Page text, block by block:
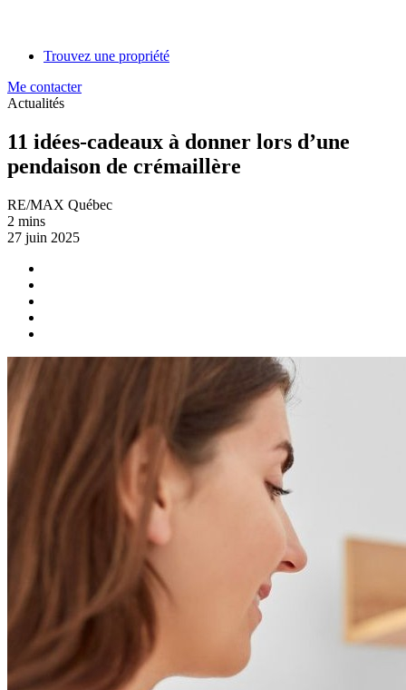
Trouvez une propriété
Me contacter
Actualités
11 idées-cadeaux à donner lors d’une
pendaison de crémaillère
RE/MAX Québec
2 mins
27 juin 2025